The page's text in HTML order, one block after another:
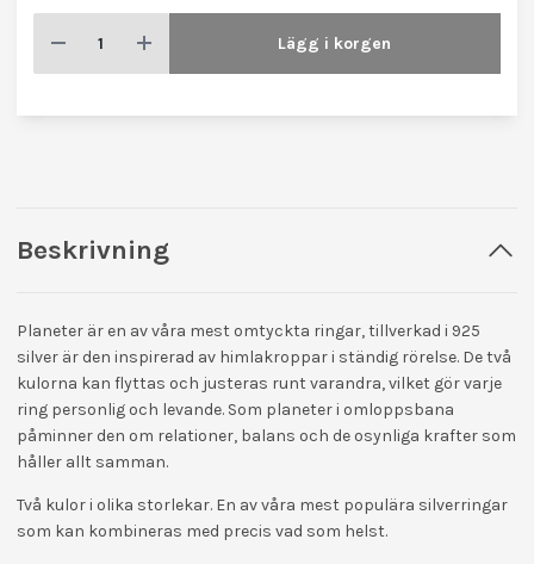
Lägg i korgen
Beskrivning
Planeter är en av våra mest omtyckta ringar, tillverkad i 925
silver är den inspirerad av himlakroppar i ständig rörelse. De två
kulorna kan flyttas och justeras runt varandra, vilket gör varje
ring personlig och levande. Som planeter i omloppsbana
påminner den om relationer, balans och de osynliga krafter som
håller allt samman.
Två kulor i olika storlekar. En av våra mest populära silverringar
som kan kombineras med precis vad som helst.